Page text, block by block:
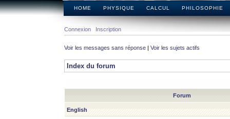
HOME PHYSIQUE CALCUL PHILOSOPHIE
Connexion Inscription
Voir les messages sans réponse | Voir les sujets actifs
Index du forum
Forum
English